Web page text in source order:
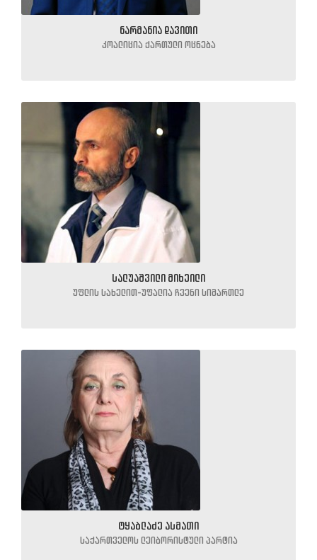
ნარმანია დავითი
კოალიცია ქართული ოცნება
სალუაშვილი მიხეილი
უფლის სახელით-უფალია ჩვენი სიმართლე
ტყაბლაძე ასმათი
საქართველოს ლეიბორისტული პარტია